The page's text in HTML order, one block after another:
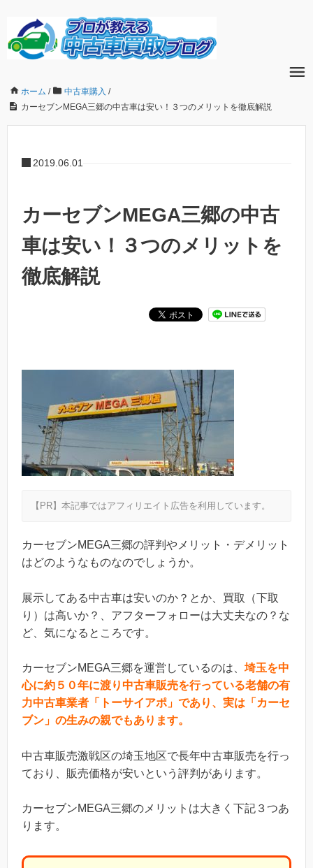
ホーム / 中古車購入 /
カーセブンMEGA三郷の中古車は安い！３つのメリットを徹底解説
2019.06.01
カーセブンMEGA三郷の中古
車は安い！３つのメリットを
徹底解説
【PR】本記事ではアフィリエイト広告を利用しています。
カーセブンMEGA三郷の評判やメリット・デメリット
はどのようなものなのでしょうか。
展示してある中古車は安いのか？とか、買取（下取
り）は高いか？、アフターフォローは大丈夫なの？な
ど、気になるところです。
カーセブンMEGA三郷を運営しているのは、 埼玉を中
心に約５０年に渡り中古車販売を行っている老舗の有
力中古車業者「トーサイアポ」であり、実は「カーセ
ブン」の生みの親でもあります。
中古車販売激戦区の埼玉地区で長年中古車販売を行っ
ており、販売価格が安いという評判があります。
カーセブンMEGA三郷のメリットは大きく下記３つあ
ります。